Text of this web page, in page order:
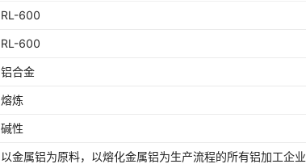
RL-600
RL-600
铝合金
熔炼
碱性
以金属铝为原料，以熔化金属铝为生产流程的所有铝加工企业